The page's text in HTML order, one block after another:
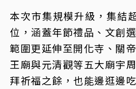
本次市集規模升級，集結
位，涵蓋年節禮品、文創
範圍更延伸至開化寺、關
王廟與元清觀等五大廟宇
拜祈福之餘，也能邊逛邊